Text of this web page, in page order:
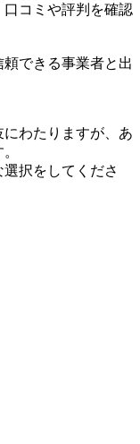
コミや評判を確認
できる事業者と出
わたりますが、あ
択をしてくださ